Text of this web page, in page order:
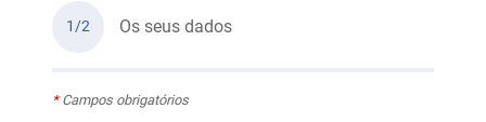
1/2 Os seus dados
*Campos obrigatórios